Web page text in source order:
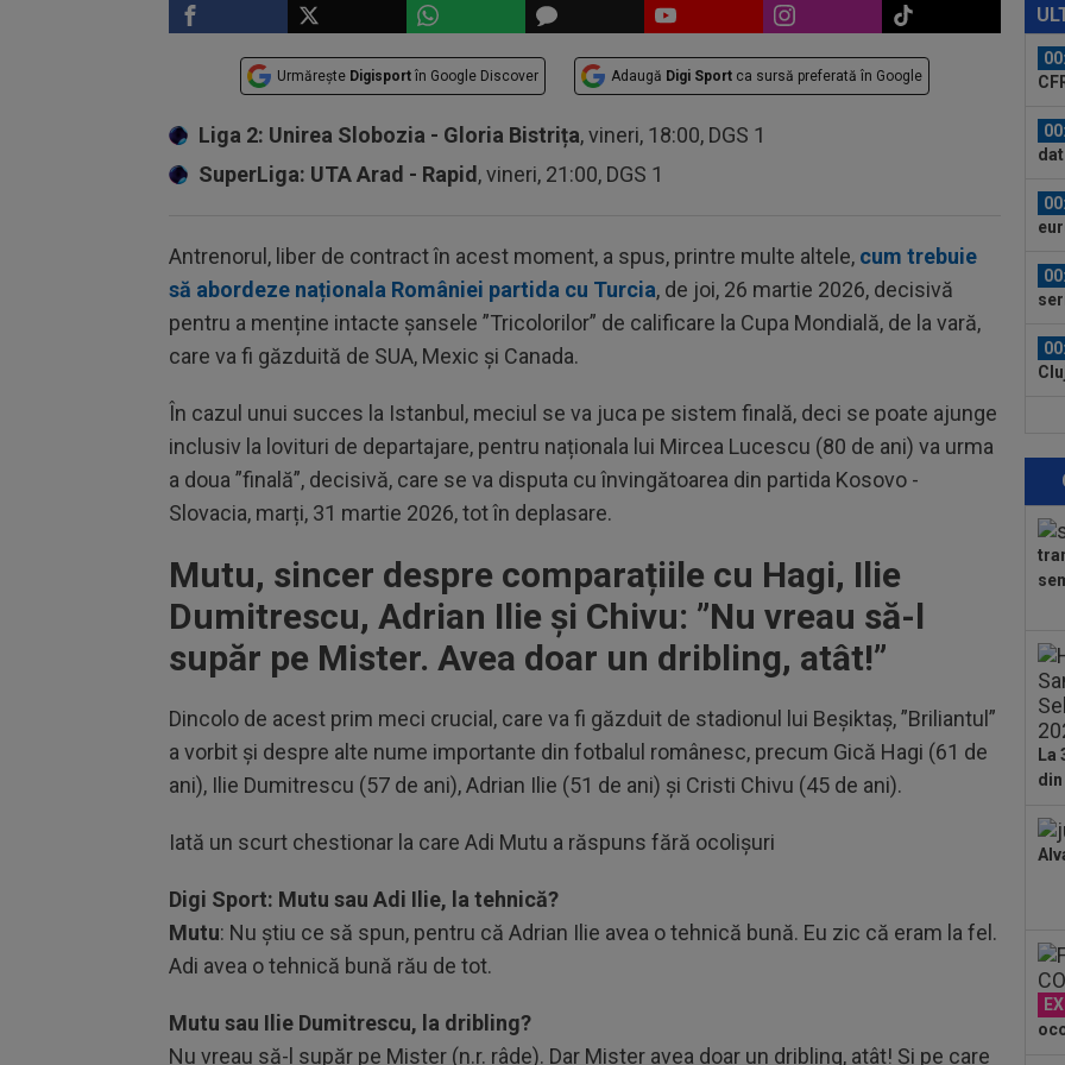
Urmărește Digisport în Google Discover Adaugă Digi Sport ca sursă preferată în Google
Liga 2: Unirea Slobozia - Gloria Bistrița, vineri, 18:00, DGS 1
SuperLiga: UTA Arad - Rapid , vineri, 21:00, DGS 1
Antrenorul, liber de contract în acest moment, a spus, printre multe altele, cum trebuie
să abordeze naționala României partida cu Turcia, de joi, 26 martie 2026, decisivă
pentru a menține intacte șansele ”Tricolorilor” de calificare la Cupa Mondială, de la vară,
care va fi găzduită de SUA, Mexic și Canada.
În cazul unui succes la Istanbul, meciul se va juca pe sistem finală, deci se poate ajunge
inclusiv la lovituri de departajare, pentru naționala lui Mircea Lucescu (80 de ani) va urma
a doua ”finală”, decisivă, care se va disputa cu învingătoarea din partida Kosovo -
Slovacia, marți, 31 martie 2026, tot în deplasare.
Mutu, sincer despre comparațiile cu Hagi, Ilie
Dumitrescu, Adrian Ilie și Chivu: ”Nu vreau să-l
supăr pe Mister. Avea doar un dribling, atât!”
Dincolo de acest prim meci crucial, care va fi găzduit de stadionul lui Beșiktaș, ”Briliantul”
a vorbit și despre alte nume importante din fotbalul românesc, precum Gică Hagi (61 de
ani), Ilie Dumitrescu (57 de ani), Adrian Ilie (51 de ani) și Cristi Chivu (45 de ani).
Iată un scurt chestionar la care Adi Mutu a răspuns fără ocolișuri
Digi Sport: Mutu sau Adi Ilie, la tehnică?
Mutu: Nu știu ce să spun, pentru că Adrian Ilie avea o tehnică bună. Eu zic că eram la fel.
Adi avea o tehnică bună rău de tot.
Mutu sau Ilie Dumitrescu, la dribling?
Nu vreau să-l supăr pe Mister (n.r. râde). Dar Mister avea doar un dribling, atât! Și pe care
ți
se
pe
ți
La